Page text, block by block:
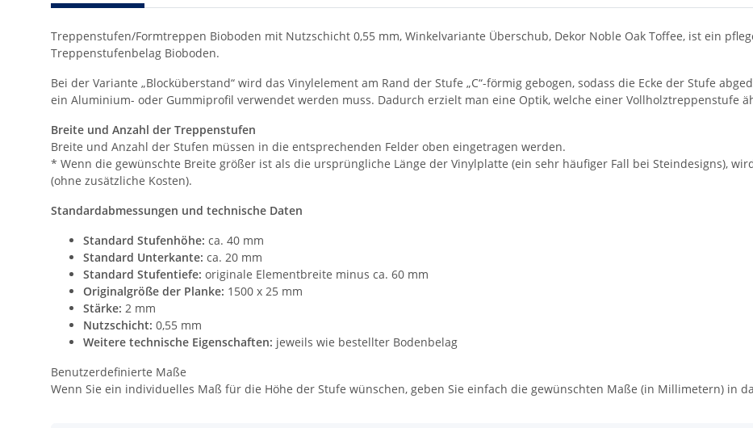
Treppenstufen/Formtreppen Bioboden mit Nutzschicht 0,55 mm, Winkelvariante Überschub, Dekor Noble Oak Toffee, ist ein
Treppenstufenbelag Bioboden.
Bei der Variante „Blocküberstand“ wird das Vinylelement am Rand der Stufe „C“-förmig gebogen, sodass die Ecke der Stufe
ein Aluminium- oder Gummiprofil verwendet werden muss. Dadurch erzielt man eine Optik, welche einer Vollholztreppenstufe
Breite und Anzahl der Treppenstufen
Breite und Anzahl der Stufen müssen in die entsprechenden Felder oben eingetragen werden.
* Wenn die gewünschte Breite größer ist als die ursprüngliche Länge der Vinylplatte (ein sehr häufiger Fall bei Steindesigns),
(ohne zusätzliche Kosten).
Standardabmessungen und technische Daten
Standard Stufenhöhe: ca. 40 mm
Standard Unterkante: ca. 20 mm
Standard Stufentiefe: originale Elementbreite minus ca. 60 mm
Originalgröße der Planke: 1500 x 25 mm
Stärke: 2 mm
Nutzschicht: 0,55 mm
Weitere technische Eigenschaften: jeweils wie bestellter Bodenbelag
Benutzerdefinierte Maße
Wenn Sie ein individuelles Maß für die Höhe der Stufe wünschen, geben Sie einfach die gewünschten Maße (in Millimetern) in